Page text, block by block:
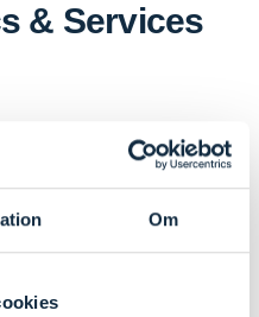
Om
& Services
Norway AS driver med
salg av IT-tjenester. Vi